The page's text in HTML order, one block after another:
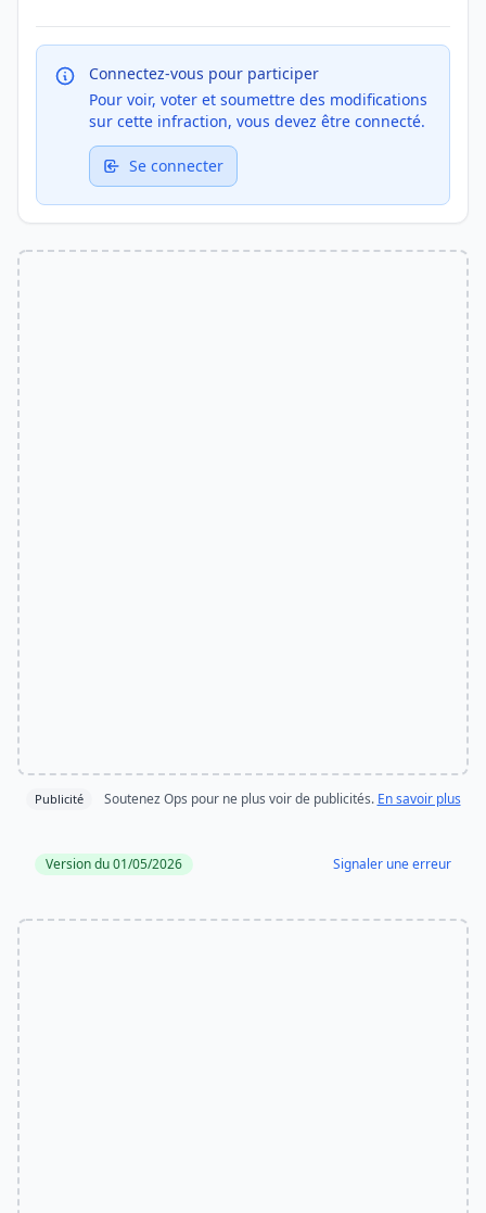
Connectez-vous pour participer
Pour voir, voter et soumettre des modifications
sur cette infraction, vous devez être connecté.
Se connecter
Publicité Soutenez Ops pour ne plus voir de publicités. En savoir plus
Version du 01/05/2026 Signaler une erreur